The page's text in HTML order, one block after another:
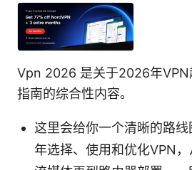
Vpn 2026 是关于2026年VPN
指南的综合性内容。
这里会给你一个清晰的路
年选择、使用和优化VPN